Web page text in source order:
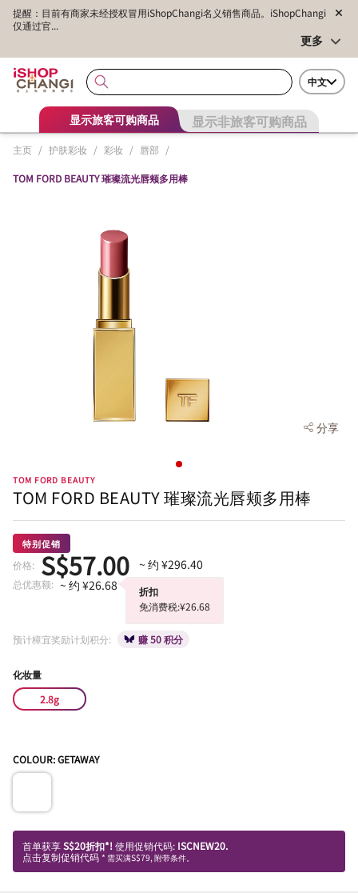
提醒：目前有商家未经授权冒用iShopChangi名义销售商品。iShopChangi
仅通过官...
更多
中文
显示旅客可购商品 显示非旅客可购商品
主页 / 护肤彩妆 / 彩妆 / 唇部 /
TOM FORD BEAUTY 璀璨流光唇颊多用棒
分享
TOM FORD BEAUTY
TOM FORD BEAUTY 璀璨流光唇颊多用棒
特别促销
价格: S$57.00 ~ 约 ¥296.40
总优惠额: ~ 约 ¥26.68
折扣
免消费税:¥26.68
预计樟宜奖励计划积分: 赚 50 积分
化妆量
2.8g
COLOUR: GETAWAY
首单获享S$20折扣*! 使用促销代码: ISCNEW20.
点击复制促销代码 * 需买满S$79, 附带条件。